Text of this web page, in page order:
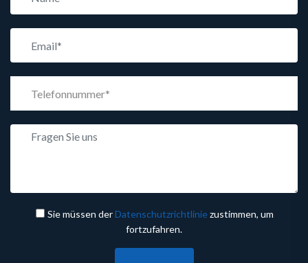
Sie müssen derDatenschutzrichtliniezustimmen, um
fortzufahren.